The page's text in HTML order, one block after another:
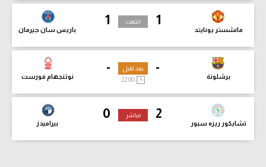
1
مانشستر يونايتد
1
باريس سان جيرمان
انتهت
-
برشلونة
-
نوتنجهام فورست
بعد قليل
2
تشايكور ريزه سبور
0
بيراميدز
مباشر